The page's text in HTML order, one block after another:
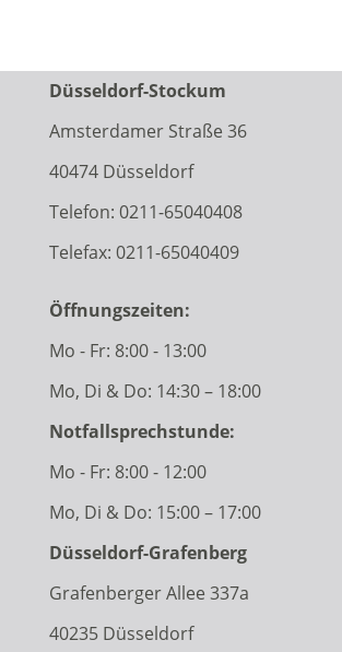
Düsseldorf-Stockum
Amsterdamer Straße 36
40474 Düsseldorf
Telefon: 0211-65040408
Telefax: 0211-65040409
Öffnungszeiten:
Mo - Fr: 8:00 - 13:00
Mo, Di & Do: 14:30 – 18:00
Notfallsprechstunde:
Mo - Fr: 8:00 - 12:00
Mo, Di & Do: 15:00 – 17:00
Düsseldorf-Grafenberg
Grafenberger Allee 337a
40235 Düsseldorf